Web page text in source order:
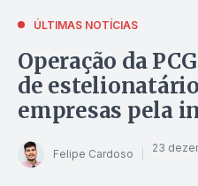
ÚLTIMAS NOTÍCIAS
Operação da
de
empresas pela
Felipe Cardoso 23